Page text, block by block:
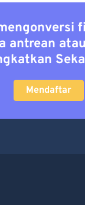
antrean
Mendaftar